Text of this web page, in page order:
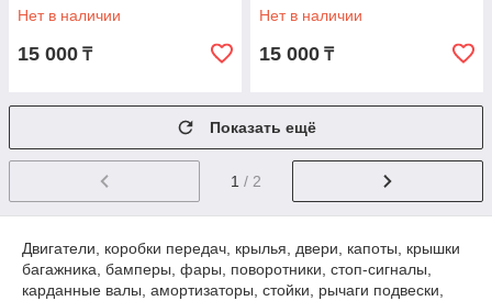
Нет в наличии
15 000 ₸
Нет в наличии
15 000 ₸
Показать ещё
1 / 2
Двигатели, коробки передач, крылья, двери, капоты, крышки
багажника, бамперы, фары, поворотники, стоп-сигналы,
карданные валы, амортизаторы, стойки, рычаги подвески,